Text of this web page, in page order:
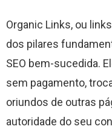
Organic Links, ou
dos pilares
SEO bem-sucedida.
sem pagamento,
oriundos de outras
autoridade do seu